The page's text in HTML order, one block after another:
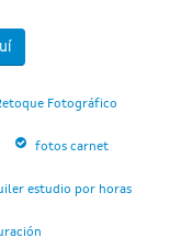
Fotográfico
fotos carnet
estudio por horas